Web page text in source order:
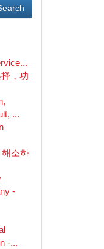
，功
...
소하
-
-...